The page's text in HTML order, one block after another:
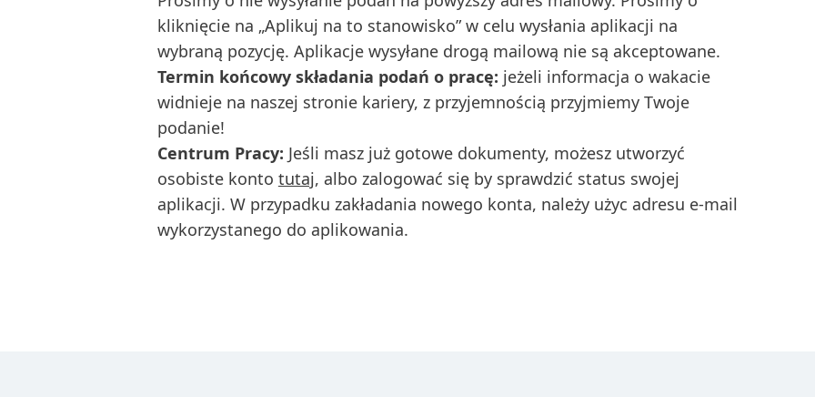
kliknięcie na „Aplikuj na to stanowisko” w celu wysłania aplikacji na
wybraną pozycję. Aplikacje wysyłane drogą mailową nie są akceptowane.
Termin końcowy składania podań o pracę: jeżeli informacja o wakacie
widnieje na naszej stronie kariery, z przyjemnością przyjmiemy Twoje
podanie!
Centrum Pracy: Jeśli masz już gotowe dokumenty, możesz utworzyć
osobiste konto tutaj, albo zalogować się by sprawdzić status swojej
aplikacji. W przypadku zakładania nowego konta, należy użyc adresu e-mail
wykorzystanego do aplikowania.